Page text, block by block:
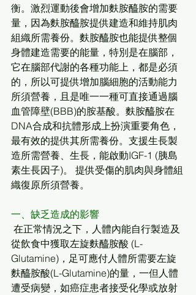
衡。激烈運動後會增加麩胺醯胺的需要
量，因為麩胺醯胺提供建造和維持肌肉
組織所需養份。麩胺醯胺也能提供整個
身體建造需要的能量，特別是在腦部，
它在腦部代謝的各種功能上，都是必須
的，所以可提供增加腦細胞的活動能力
所須營養，且是唯一一種可直接通過腦
血管障壁(BBB)的胺基酸。麩胺醯胺在
DNA合成和抗體形成上扮演重要角色，
最有效的提供其所需養份。支援生長製
造所需營養、生長，能啟動IGF-1 (胰島
素生長因子)。 提供受傷的肌肉與身體組
織復原所須營養。
一、缺乏造成的影響
從飲食中獲取左旋麩醯胺酸 (L-
Glutamine)，足可應付人體所需要左旋
麩醯胺酸(L-Glutamine)的量，一但人體
遭受病變，如癌症患者接受化學或放射